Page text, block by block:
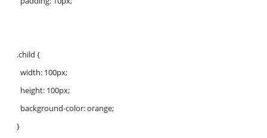
.child {
width: 100px;
height: 100px;
background-color: orange;
}